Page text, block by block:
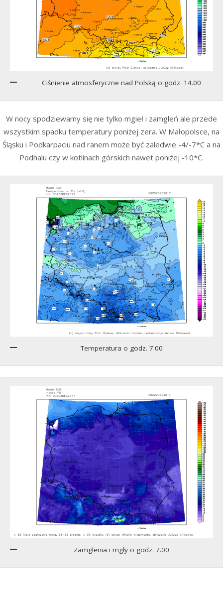
Ciśnienie atmosferyczne nad Polską o godz. 14.00
W nocy spodziewamy się nie tylko mgieł i zamgleń ale przede
wszystkim spadku temperatury poniżej zera. W Małopolsce, na
Śląsku i Podkarpaciu nad ranem może być zaledwie -4/-7*C a na
Podhalu czy w kotlinach górskich nawet poniżej -10*C.
Temperatura o godz. 7.00
Zamglenia i mgły o godz. 7.00